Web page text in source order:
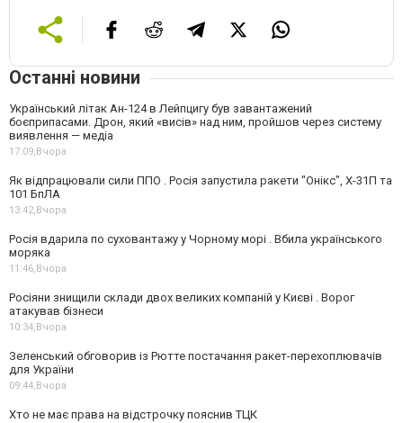
Останні новини
Український літак Ан-124 в Лейпцигу був завантажений
боєприпасами. Дрон, який «висів» над ним, пройшов через систему
виявлення — медіа
17:09,Вчора
Як відпрацювали сили ППО . Росія запустила ракети "Онікс", Х-31П та
101 БпЛА
13:42,Вчора
Росія вдарила по суховантажу у Чорному морі . Вбила українського
моряка
11:46,Вчора
Росіяни знищили склади двох великих компаній у Києві . Ворог
атакував бізнеси
10:34,Вчора
Зеленський обговорив із Рютте постачання ракет-перехоплювачів
для України
09:44,Вчора
Хто не має права на відстрочку пояснив ТЦК